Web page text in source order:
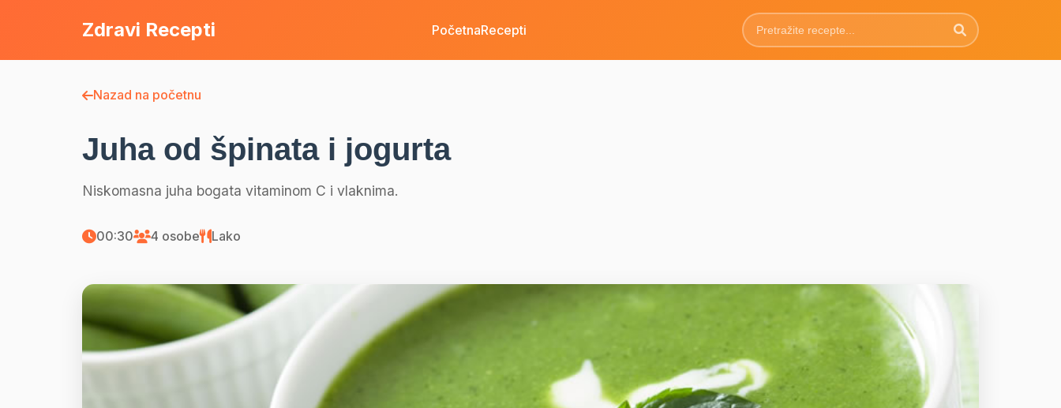
Zdravi Recepti PočetnaRecepti
Nazad na početnu
Juha od špinata i jogurta
Niskomasna juha bogata vitaminom C i vlaknima.
00:30 4 osobe Lako